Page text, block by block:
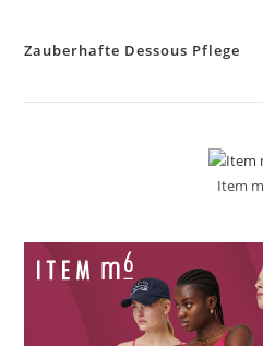
Zauberhafte Dessous Pflege
Item